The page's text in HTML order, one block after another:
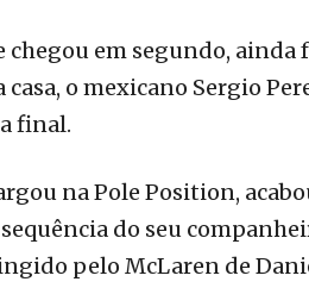
chegou em segundo,
o mexicano Sergio
final.
na Pole Position,
do seu
pelo McLaren de